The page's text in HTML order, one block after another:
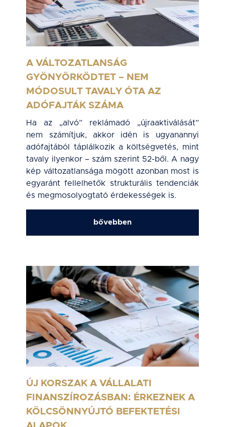
A VÁLTOZATLANSÁG
GYÖNYÖRKÖDTET – NEM
MÓDOSULT TAVALY ÓTA AZ
ADÓFAJTÁK SZÁMA
Ha az „alvó” reklámadó „újraaktiválását”
nem számítjuk, akkor idén is ugyanannyi
adófajtából táplálkozik a költségvetés, mint
tavaly ilyenkor – szám szerint 52-ből. A nagy
kép változatlansága mögött azonban most is
egyaránt fellelhetők strukturális tendenciák
és megmosolyogtató érdekességek is.
bővebben
ÚJ KORSZAK A VÁLLALATI
FINANSZÍROZÁSBAN: ÉRKEZNEK A
KÖLCSÖNNYÚJTÓ BEFEKTETÉSI